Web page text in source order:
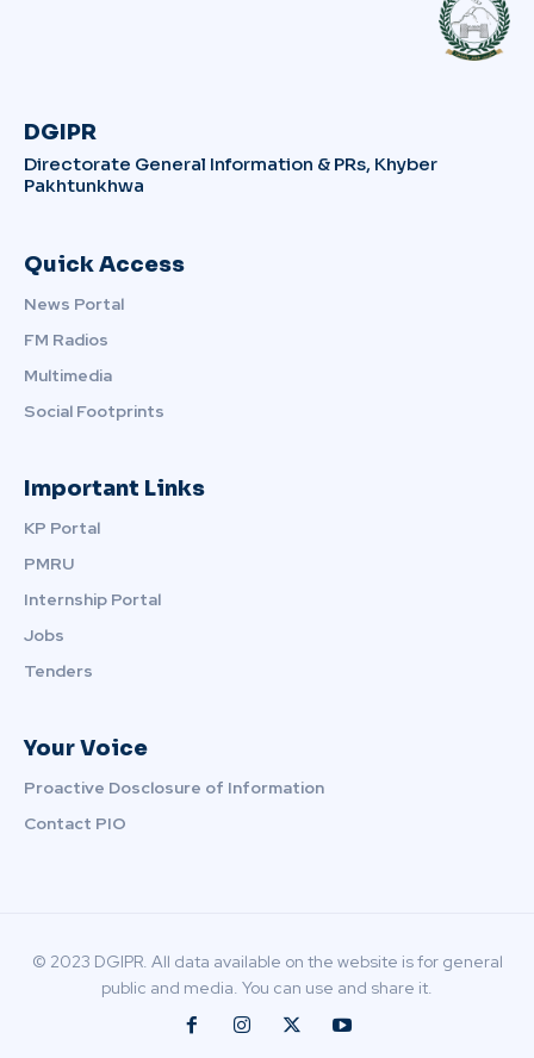
DGIPR
Directorate General Information & PRs, Khyber
Pakhtunkhwa
Quick Access
News Portal
FM Radios
Multimedia
Social Footprints
Important Links
KP Portal
PMRU
Internship Portal
Jobs
Tenders
Your Voice
Proactive Dosclosure of Information
Contact PIO
© 2023 DGIPR. All data available on the website is for general
public and media. You can use and share it.